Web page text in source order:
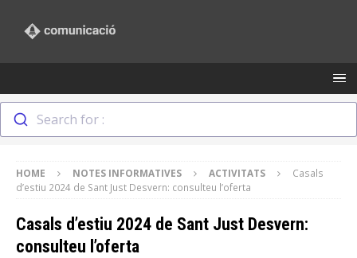
Search for :
HOME NOTES INFORMATIVES ACTIVITATS
Casals
d’estiu 2024 de Sant Just Desvern: consulteu l’oferta
Casals d’estiu 2024 de Sant Just Desvern:
consulteu l’oferta